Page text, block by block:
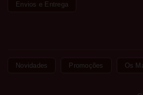
Envios e Entrega
Novidades Promoções Os